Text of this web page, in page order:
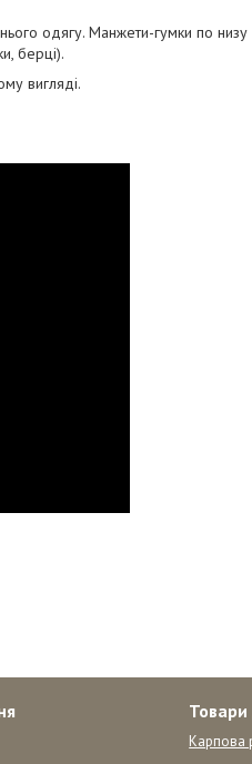
одягу. Манжети-гумки по низу
берці).
вигляді.
Товари
Карпова